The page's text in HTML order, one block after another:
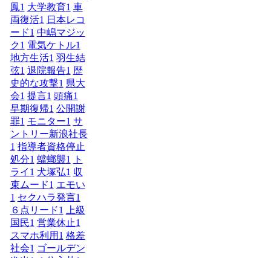
鳳1 大学教育1 車
両復活1 日本レコ
ード1 中嶋マジッ
ク1 電気ケトル1
地方生活1 羽生結
弦1 退院報告1 歴
史的な攻撃1 県大
会1 提言1 頭痛1
早期復帰1 公開謝
罪1 モニター1 サ
ントリー新浪社長
1 指導者資格停止
処分1 蟷螂襲1
ト
ライ 1 犬塚弘1 収
束ムード1 エモい
1 セクハラ発言1
６点リード1
上級
国民1 営業休止1
スマホ利用 1 格差
社会1 ゴールデン